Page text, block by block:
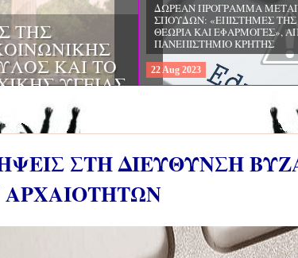
O
ΚΑΙ
ΔΩΡΕΑΝ ΠΡΟΓΡΑΜΜΑ
ΣΠΟΥΔΩΝ: "ΕΙΔΙΚΗ ΑΓΩΓΗ
ΕΚΠΑΙΔΕΥΣΗ", ΣΤΟ
ΙΩΑΝΝΙΝΩΝ
22Aug 2023
ΣΤΗ ΔΙΕΥΘΥΝΣΗ